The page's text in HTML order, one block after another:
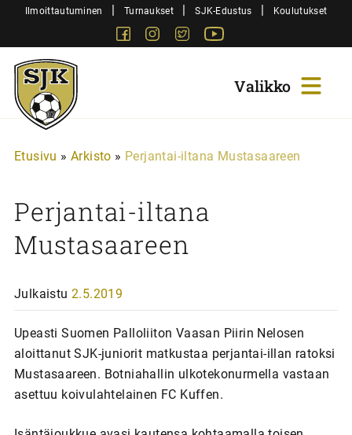
SiirryIlmoittautuminen | Turnaukset | SJK-Edustus | Koulutukset
FacebookInstagram
Twitter
Sjk-
Juniorit
Etusivu » Arkisto » Perjantai-iltana Mustasaareen
Perjantai-iltana
Mustasaareen
Julkaistu 2.5.2019
Upeasti Suomen Palloliiton Vaasan Piirin Nelosen
aloittanut SJK-juniorit matkustaa perjantai-illan ratoksi
Mustasaareen. Botniahallin ulkotekonurmella vastaan
asettuu koivulahtelainen FC Kuffen.